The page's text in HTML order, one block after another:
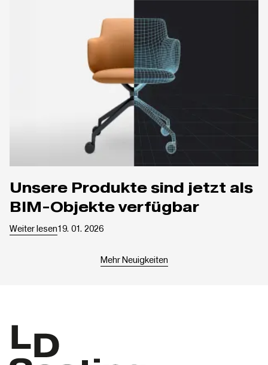
Unsere Produkte sind jetzt als
BIM-Objekte verfügbar
Weiter lesen19. 01. 2026
Mehr Neuigkeiten